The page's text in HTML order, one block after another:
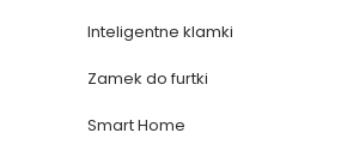
Inteligentne klamki
Zamek do furtki
Smart Home